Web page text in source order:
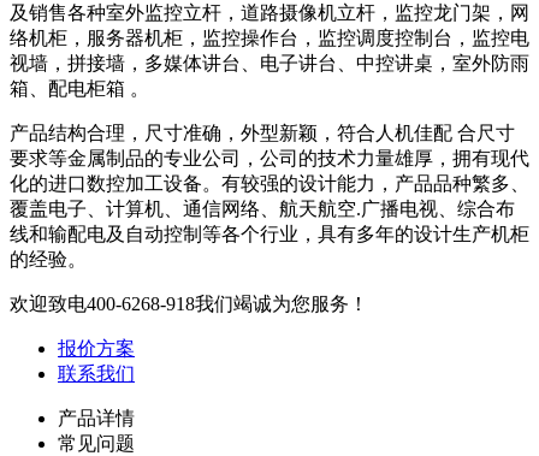
及销售各种室外监控立杆，道路摄像机立杆，监控龙门架，网
络机柜，服务器机柜，监控操作台，监控调度控制台，监控电
视墙，拼接墙，多媒体讲台、电子讲台、中控讲桌，室外防雨
箱、配电柜箱 。
产品结构合理，尺寸准确，外型新颖，符合人机佳配 合尺寸
要求等金属制品的专业公司，公司的技术力量雄厚，拥有现代
化的进口数控加工设备。有较强的设计能力，产品品种繁多、
覆盖电子、计算机、通信网络、航天航空.广播电视、综合布
线和输配电及自动控制等各个行业，具有多年的设计生产机柜
的经验。
欢迎致电400-6268-918我们竭诚为您服务！
报价方案
联系我们
产品详情
常见问题